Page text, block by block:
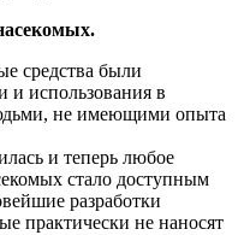
средства были
и использования в
не имеющими опыта
и теперь любое
стало доступным
разработки
практически не наносят